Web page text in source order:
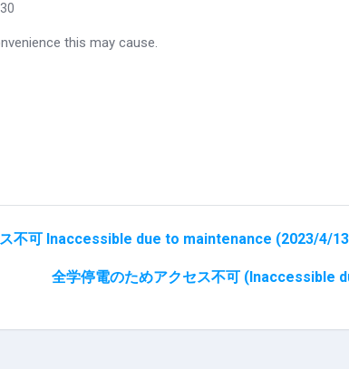
this may cause.
不可 Inaccessible due to maintenance (2023/4/
全学停電のためアクセス不可